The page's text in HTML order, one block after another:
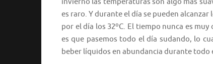
invierno las temperaturas son algo más
es raro. Y durante el día se pueden
por el día los 32ºC. El tiempo nunca es
es que pasemos todo el día sudando, lo
beber líquidos en abundancia durante todo